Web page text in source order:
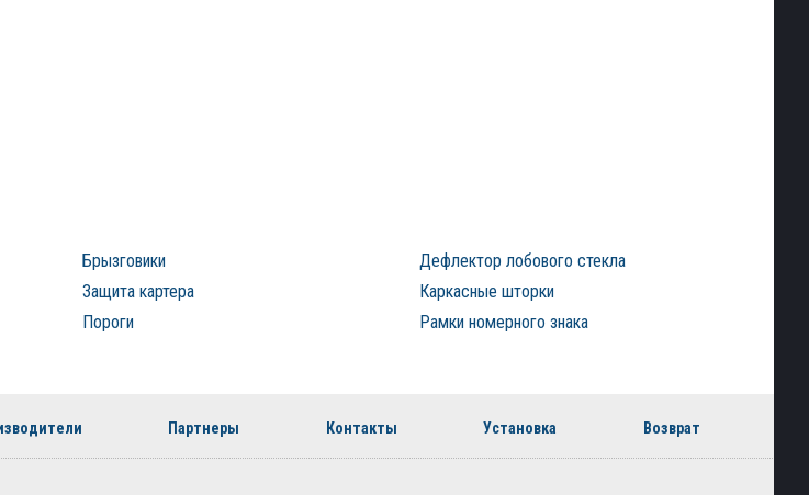
Брызговики
Дефлектор лобового стекла
Защита картера
Каркасные шторки
Пороги
Рамки номерного знака
Партнеры Контакты Установка Возврат